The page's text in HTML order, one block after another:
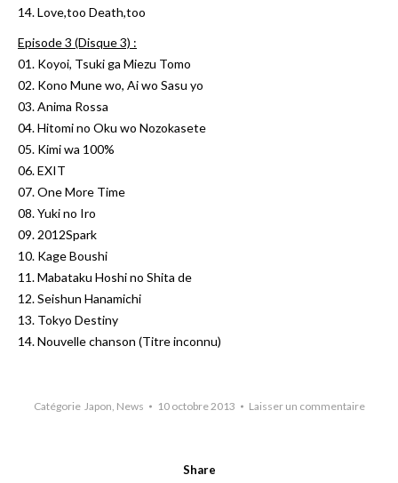
14. Love,too Death,too
Episode 3 (Disque 3) :
01. Koyoi, Tsuki ga Miezu Tomo
02. Kono Mune wo, Ai wo Sasu yo
03. Anima Rossa
04. Hitomi no Oku wo Nozokasete
05. Kimi wa 100%
06. EXIT
07. One More Time
08. Yuki no Iro
09. 2012Spark
10. Kage Boushi
11. Mabataku Hoshi no Shita de
12. Seishun Hanamichi
13. Tokyo Destiny
14. Nouvelle chanson (Titre inconnu)
Catégorie Japon, News 10 octobre 2013 Laisser un commentaire
Share